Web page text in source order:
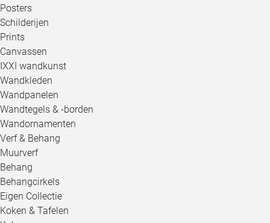
Posters
Schilderijen
Prints
Canvassen
IXXI wandkunst
Wandkleden
Wandpanelen
Wandtegels & -borden
Wandornamenten
Verf & Behang
Muurverf
Behang
Behangcirkels
Eigen Collectie
Koken & Tafelen